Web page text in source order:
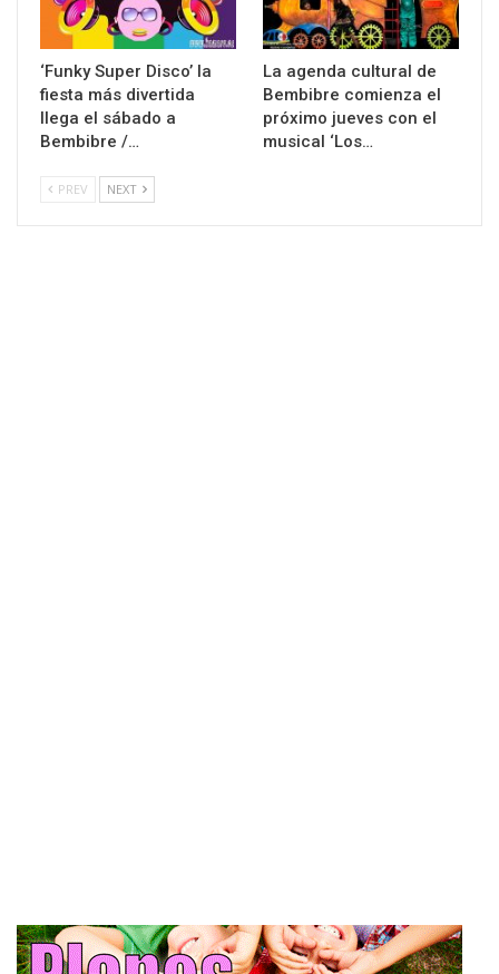
‘Funky Super Disco’ la
fiesta más divertida
llega el sábado a
Bembibre /…
La agenda cultural de
Bembibre comienza el
próximo jueves con el
musical ‘Los…
PREV NEXT